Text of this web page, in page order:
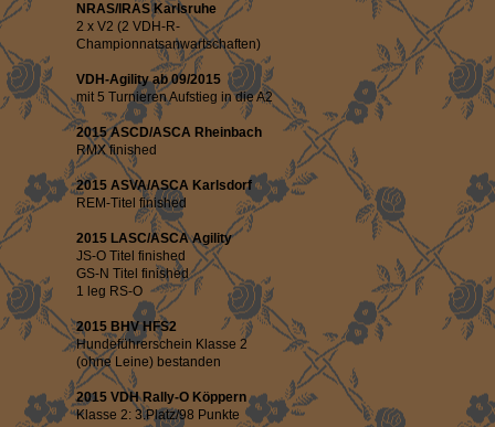
NRAS/IRAS Karlsruhe
2 x V2 (2 VDH-R-
Championnatsanwartschaften)
VDH-Agility ab 09/2015
mit 5 Turnieren Aufstieg in die A2
2015 ASCD/ASCA Rheinbach
RMX finished
2015 ASVA/ASCA Karlsdorf
REM-Titel finished
2015 LASC/ASCA Agility
JS-O Titel finished
GS-N Titel finished
1 leg RS-O
2015 BHV HFS2
Hundeführerschein Klasse 2
(ohne Leine) bestanden
2015 VDH Rally-O Köppern
Klasse 2: 3.Platz/98 Punkte